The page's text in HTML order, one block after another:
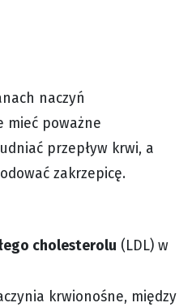
naczyń
mieć poważne
przepływ krwi, a
zakrzepicę.
cholesterolu (LDL) w
krwionośne, między